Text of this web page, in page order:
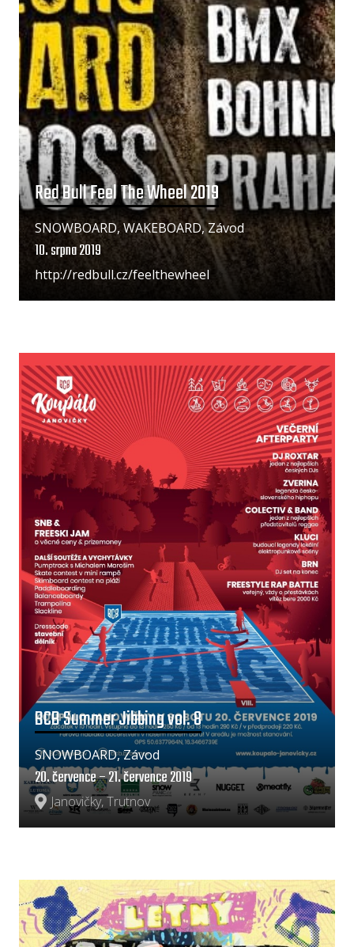
Red Bull Feel The Wheel 2019
http://redbull.cz/feelthewheel
10. srpna 2019
SNOWBOARD, WAKEBOARD, Závod
BCB Summer Jibbing vol. 8
Janovičky, Trutnov
20. července – 21. července 2019
SNOWBOARD, Závod